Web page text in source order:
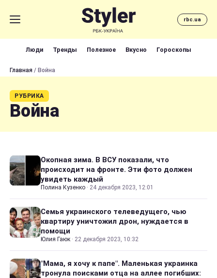
rbc.ua
Люди Тренды Полезное Вкусно Гороскопы
Главная / Война
РУБРИКА
Война
Окопная зима. В ВСУ показали, что
происходит на фронте. Эти фото должен
увидеть каждый
Полина Кузенко · 24 декабря 2023, 12:01
Семья украинского телеведущего, чью
квартиру уничтожил дрон, нуждается в
помощи
Юлия Гаюк · 22 декабря 2023, 10:32
"Мама, я хочу к папе". Маленькая украинка
тронула поисками отца на аллее погибших: